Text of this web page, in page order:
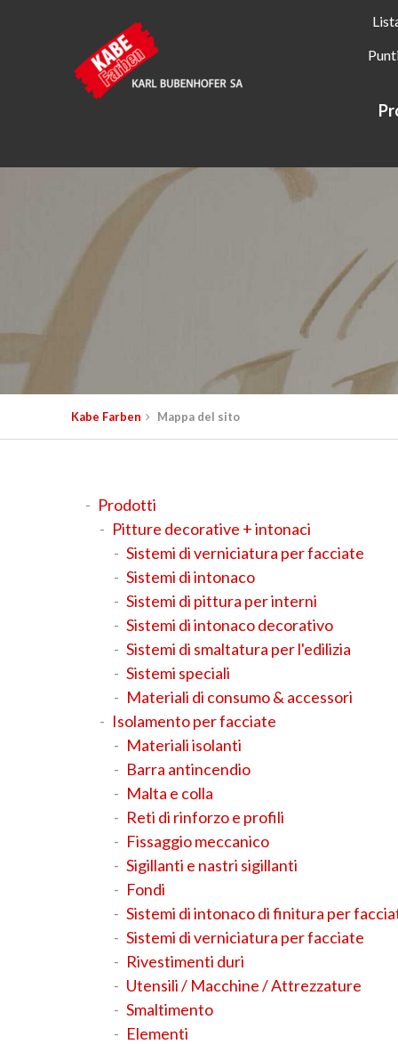
Kabe Farben Mappa del sito
Prodotti
Pitture decorative + intonaci
Sistemi di verniciatura per facciate
Sistemi di intonaco
Sistemi di pittura per interni
Sistemi di intonaco decorativo
Sistemi di smaltatura per l'edilizia
Sistemi speciali
Materiali di consumo & accessori
Isolamento per facciate
Materiali isolanti
Barra antincendio
Malta e colla
Reti di rinforzo e profili
Fissaggio meccanico
Sigillanti e nastri sigillanti
Fondi
Sistemi di intonaco di finitura per
Sistemi di verniciatura per facciate
Rivestimenti duri
Utensili / Macchine / Attrezzature
Smaltimento
Elementi